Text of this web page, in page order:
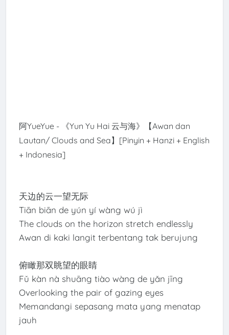
阿YueYue - 《Yun Yu Hai 云与海》【Awan dan
Lautan/ Clouds and Sea】[Pinyin + Hanzi + English
+ Indonesia]
天边的云一望无际
Tiān biān de yún yí wàng wú jì
The clouds on the horizon stretch endlessly
Awan di kaki langit terbentang tak berujung
俯瞰那双眺望的眼睛
Fǔ kàn nà shuāng tiào wàng de yǎn jīng
Overlooking the pair of gazing eyes
Memandangi sepasang mata yang menatap
jauh